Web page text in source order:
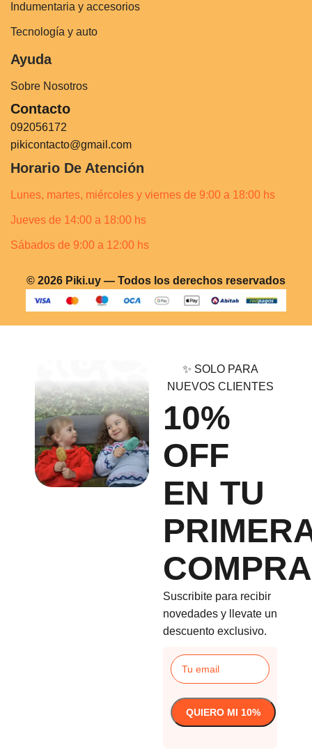
Indumentaria y accesorios
Tecnología y auto
Ayuda
Sobre Nosotros
Contacto
092056172
pikicontacto@gmail.com
Horario De Atención
Lunes, martes, miércoles y viernes de 9:00 a 18:00 hs
Jueves de 14:00 a 18:00 hs
Sábados de 9:00 a 12:00 hs
© 2026 Piki.uy — Todos los derechos reservados
✨ SOLO PARA
NUEVOS CLIENTES
10%
OFF
EN TU
COMPRA
Suscribite para recibir
novedades y llevate un
descuento exclusivo.